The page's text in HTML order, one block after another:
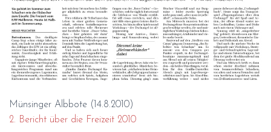
Münsinger Albbote (14.8.2010)
2. Bericht über die Freizeit 2010